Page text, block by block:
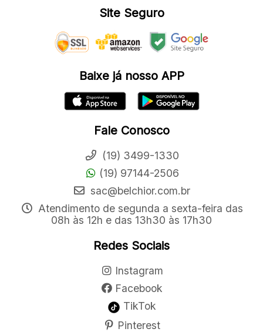
Site Seguro
Baixe já nosso APP
Fale Conosco
(19) 3499-1330
(19) 97144-2506
sac@belchior.com.br
Atendimento de segunda a sexta-feira das
08h às 12h e das 13h30 às 17h30
Redes Sociais
Instagram
Facebook
TikTok
Pinterest